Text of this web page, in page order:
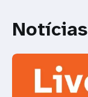
Notícias